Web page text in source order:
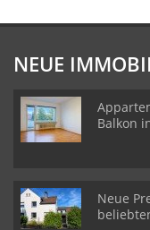
NEUE
Balkon
Neue